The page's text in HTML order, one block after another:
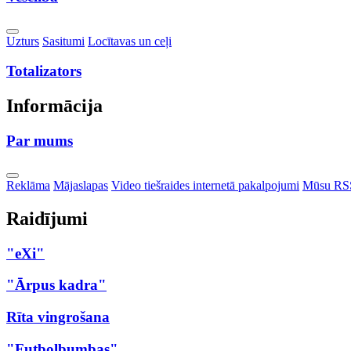
Toggle
Dropdown
Uzturs Sasitumi Locītavas un ceļi
Totalizators
Informācija
Par mums
Toggle
Dropdown
Reklāma Mājaslapas Video tiešraides internetā pakalpojumi Mūsu
Raidījumi
"eXi"
"Ārpus kadra"
Rīta vingrošana